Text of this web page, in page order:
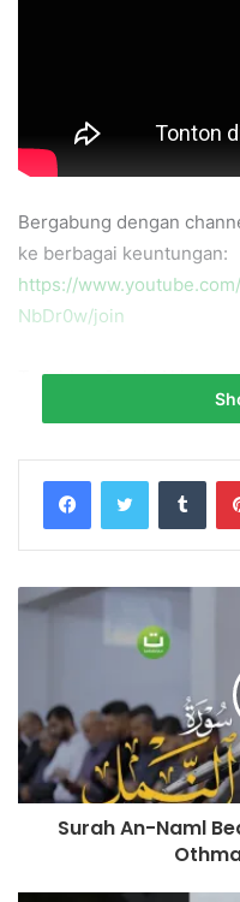
Bergabung dengan
ke berbagai keuntungan:
https://
NbDr0w/join
Tadabbur Surah Al
Haitham Al-Dokhin
https://
► Donate: https://
Salurkan infaq terbaik
BNI Syariah
No. Rek.: 85 555 666 89
a.n Yayasan Tadabbur
Surah An-Naml